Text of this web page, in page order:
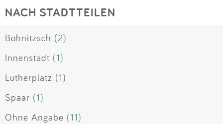
NACH STADTTEILEN
Bohnitzsch (2)
Innenstadt (1)
Lutherplatz (1)
Spaar (1)
Ohne Angabe (11)